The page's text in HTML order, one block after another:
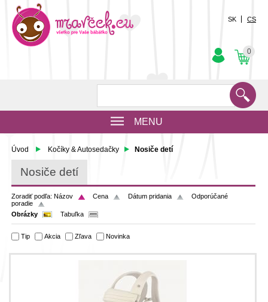
0
SK CS
MENU
Úvod Kočíky & Autosedačky Nosiče detí
Nosiče detí
Zoradiť podľa: Názov Cena Dátum pridania
Odporúčané
poradie
Obrázky
Tabuľka
Tip Akcia Zľava Novinka